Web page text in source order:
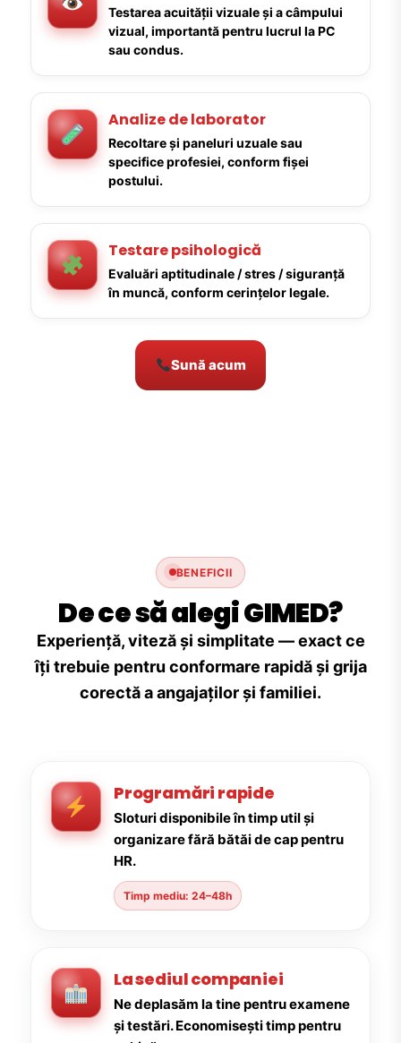
Testarea acuității vizuale și a câmpului
vizual, importantă pentru lucrul la PC
sau condus.
Analize de laborator
Recoltare și paneluri uzuale sau
specifice profesiei, conform fișei
postului.
Testare psihologică
Evaluări aptitudinale / stres / siguranță
în muncă, conform cerințelor legale.
Sună acum
BENEFICII
De ce să alegi GIMED?
Experiență, viteză și simplitate — exact ce
îți trebuie pentru conformare rapidă și grija
corectă a angajaților și familiei.
Programări rapide
Sloturi disponibile în timp util și
organizare fără bătăi de cap pentru
HR.
Timp mediu: 24–48h
La sediul companiei
Ne deplasăm la tine pentru examene
și testări. Economisești timp pentru